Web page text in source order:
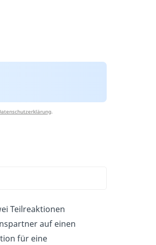
.
Teilreaktionen
auf einen
für eine